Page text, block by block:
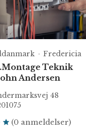
Fredericia
Teknik
Andersen
48
(0 anmeldelser)